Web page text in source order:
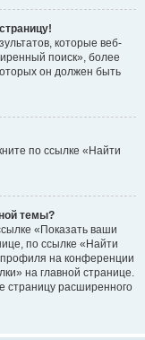
которые веб-
поиск», более
он должен быть
по ссылке «Найти
темы?
«Показать ваши
по ссылке «Найти
на конференции
на главной странице.
страницу расширенного